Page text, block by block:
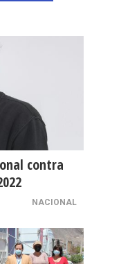
contra
NACIONAL